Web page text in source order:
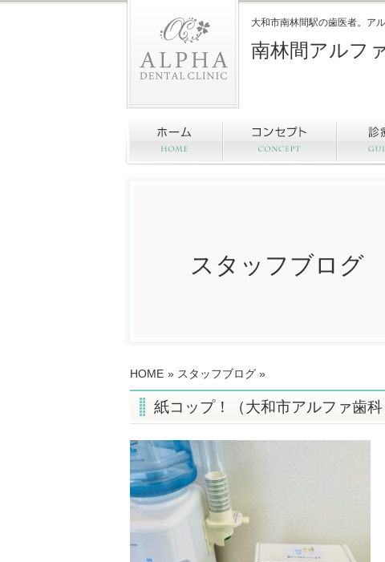
大和市南林間駅の歯医者。ア
南林間アルフ
スタッフブログ
HOME » スタッフブログ »
紙コップ！（大和市アルファ歯科